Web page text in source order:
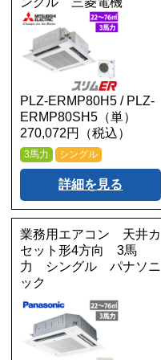
PLZ-ERMP80H5 / PLZ-
ERMP80SH5（単）
270,072円（税込）
3馬力 シングル
詳細を見る
業務用エアコン 天井カ
セット形4方向 3馬
力 シングル パナソニ
ック